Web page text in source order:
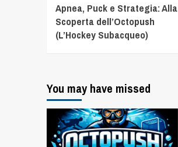
Apnea, Puck e Strategia: Alla
Scoperta dell’Octopush
(L’Hockey Subacqueo)
You may have missed